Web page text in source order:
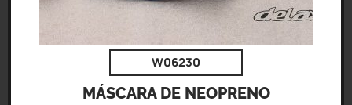
W06230
MÁSCARA DE NEOPRENO